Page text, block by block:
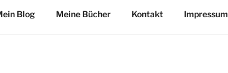
Blog Meine Bücher Kontakt Impressum